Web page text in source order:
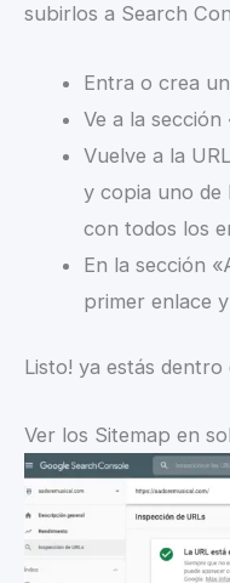
subirlos a Search
Entra o crea
Ve a la sección
Vuelve a la
y copia uno de
con todos los
En la sección
primer enlace
Listo! ya estás
Ver los Sitemap en